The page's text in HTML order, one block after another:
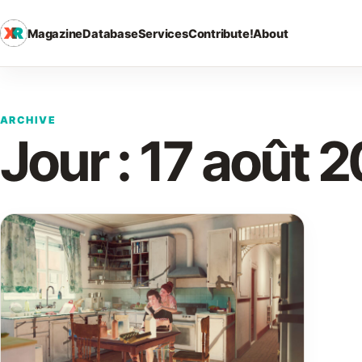
MagazineDatabaseServicesContribute!About
ARCHIVE
Jour :17 août